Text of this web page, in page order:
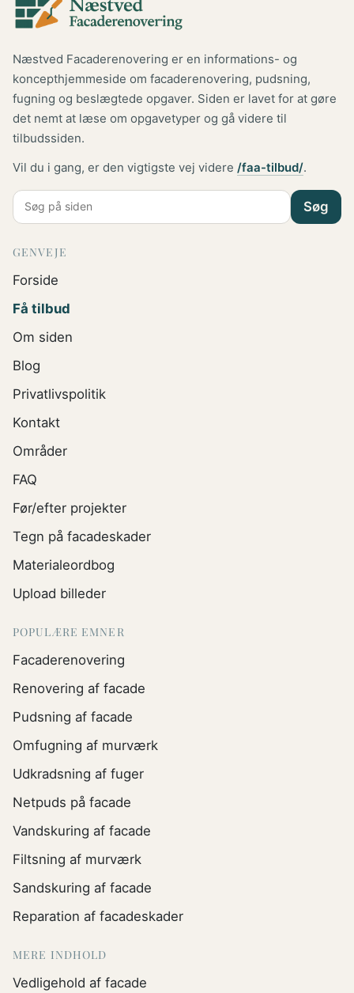
Næstved Facaderenovering er en informations- og
koncepthjemmeside om facaderenovering, pudsning,
fugning og beslægtede opgaver. Siden er lavet for at gøre
det nemt at læse om opgavetyper og gå videre til
tilbudssiden.
Vil du i gang, er den vigtigste vej videre /faa-tilbud/.
Søg
GENVEJE
Forside
Få tilbud
Om siden
Blog
Privatlivspolitik
Kontakt
Områder
FAQ
Før/efter projekter
Tegn på facadeskader
Materialeordbog
Upload billeder
POPULÆRE EMNER
Facaderenovering
Renovering af facade
Pudsning af facade
Omfugning af murværk
Udkradsning af fuger
Netpuds på facade
Vandskuring af facade
Filtsning af murværk
Sandskuring af facade
Reparation af facadeskader
MERE INDHOLD
Vedligehold af facade